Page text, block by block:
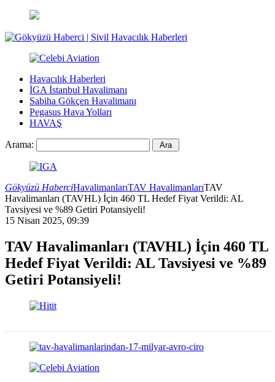
Havacılık Haberleri
İGA İstanbul Havalimanı
Sabiha Gökçen Havalimanı
Pegasus Hava Yolları
HAVAŞ
Arama:
Gökyüzü HaberciHavalimanlarıTAV HavalimanlarıTAV
Havalimanları (TAVHL) İçin 460 TL Hedef Fiyat Verildi: AL
Tavsiyesi ve %89 Getiri Potansiyeli!
15 Nisan 2025, 09:39
TAV Havalimanları (TAVHL) İçin 460 TL
Hedef Fiyat Verildi: AL Tavsiyesi ve %89
Getiri Potansiyeli!